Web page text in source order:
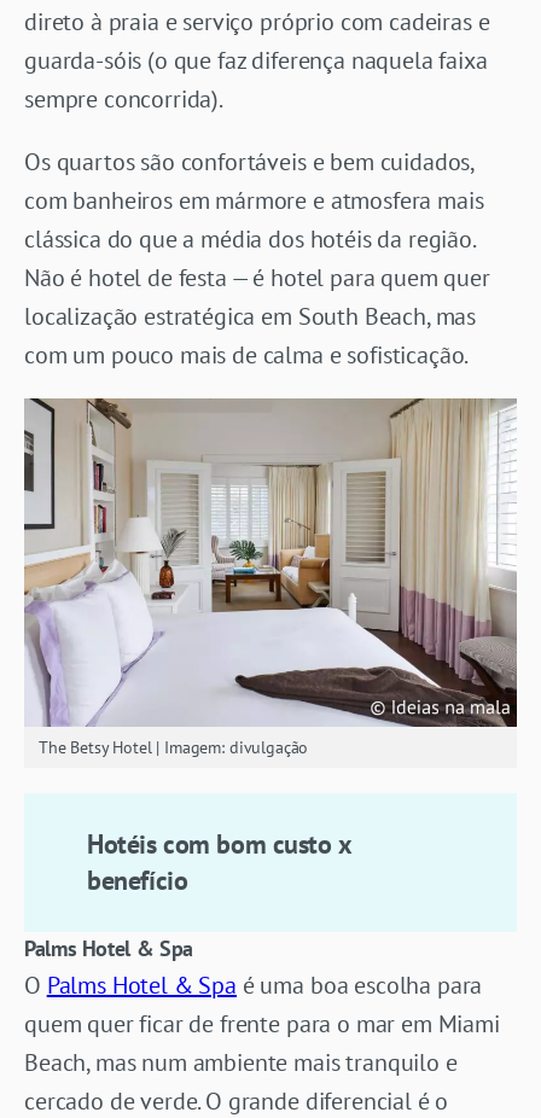
direto à praia e serviço próprio com cadeiras e
guarda-sóis (o que faz diferença naquela faixa
sempre concorrida).
Os quartos são confortáveis e bem cuidados,
com banheiros em mármore e atmosfera mais
clássica do que a média dos hotéis da região.
Não é hotel de festa — é hotel para quem quer
localização estratégica em South Beach, mas
com um pouco mais de calma e sofisticação.
The Betsy Hotel | Imagem: divulgação
Hotéis com bom custo x
benefício
Palms Hotel & Spa
O Palms Hotel & Spa é uma boa escolha para
quem quer ficar de frente para o mar em Miami
Beach, mas num ambiente mais tranquilo e
cercado de verde. O grande diferencial é o